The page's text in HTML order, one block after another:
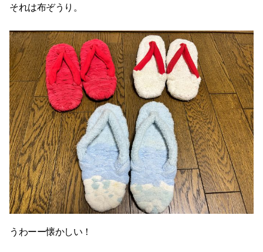
それは布ぞうり。
うわーー懐かしい！